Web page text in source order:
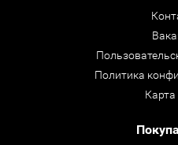
Политика
Карта